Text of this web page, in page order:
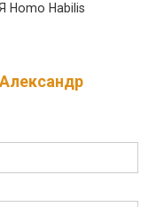
Habilis
Александр